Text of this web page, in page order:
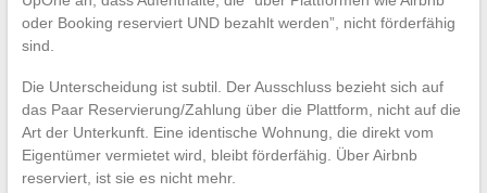
oder Booking reserviert UND bezahlt werden”, nicht förderfähig
sind.
Die Unterscheidung ist subtil. Der Ausschluss bezieht sich auf
das Paar Reservierung/Zahlung über die Plattform, nicht auf die
Art der Unterkunft. Eine identische Wohnung, die direkt vom
Eigentümer vermietet wird, bleibt förderfähig. Über Airbnb
reserviert, ist sie es nicht mehr.